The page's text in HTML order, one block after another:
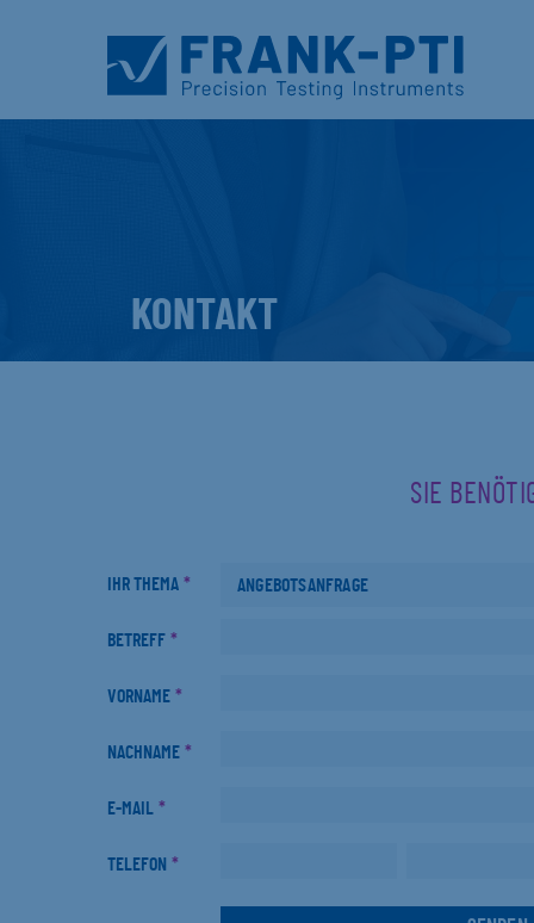
KONTAKT
SIE
IHR THEMA *
BETREFF *
VORNAME *
NACHNAME *
E-MAIL *
TELEFON *